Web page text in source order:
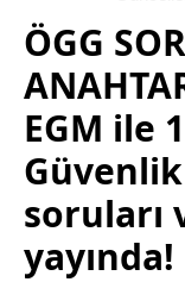
ÖGG
EGM ile
Güvenlik
soruları
yayında!